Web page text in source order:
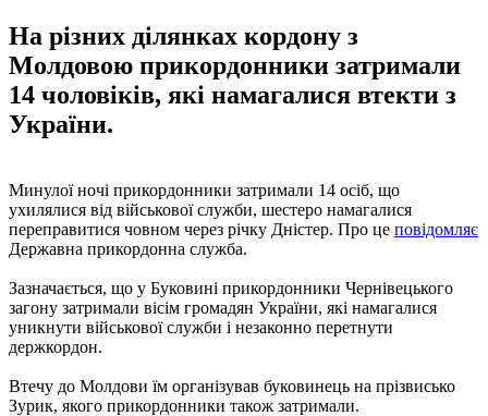
На різних ділянках кордону з
Молдовою прикордонники затримали
14 чоловіків, які намагалися втекти з
України.
Минулої ночі прикордонники затримали 14 осіб, що
ухилялися від військової служби, шестеро намагалися
переправитися човном через річку Дністер. Про це повідомляє
Державна прикордонна служба.
Зазначається, що у Буковині прикордонники Чернівецького
загону затримали вісім громадян України, які намагалися
уникнути військової служби і незаконно перетнути
держкордон.
Втечу до Молдови їм організував буковинець на прізвисько
Зурик, якого прикордонники також затримали.